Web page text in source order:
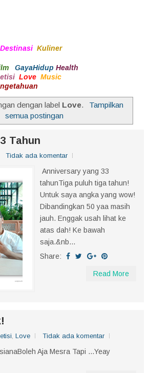
Destinasi Kuliner
GayaHidup Health
Love Music
dengan label Love.
Tampilkan
semua postingan
Tahun
Tidak ada komentar
Anniversary yang 33
tahunTiga puluh tiga tahun!
Untuk saya angka yang wow!
Dibandingkan 50 yaa masih
jauh. Enggak usah lihat ke
atas dah! Ke bawah
saja.&nb...
Share:
Read More
, Love Tidak ada komentar
Aja Mesra Tapi ...Yeay